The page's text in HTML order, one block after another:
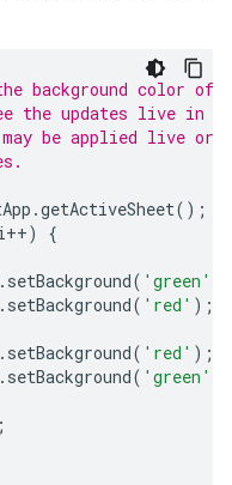
background color
the updates live in
be applied live or
.getActiveSheet();
++)
{
setBackground( 'green'
setBackground( 'red' );
setBackground( 'red' );
setBackground( 'green'